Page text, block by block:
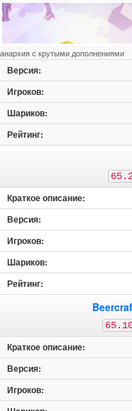
анархия с крутыми дополнениями